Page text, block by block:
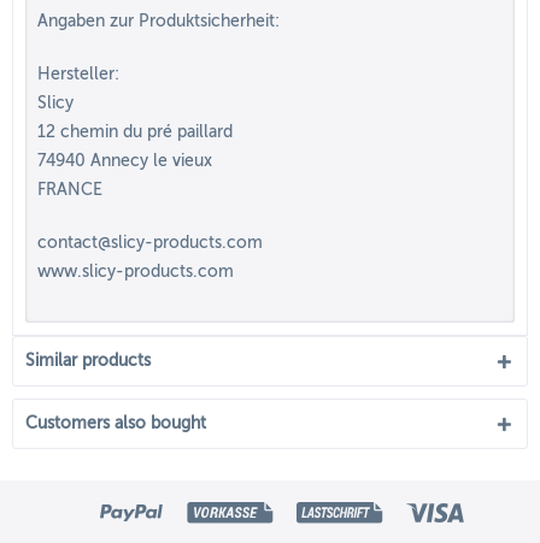
Angaben zur Produktsicherheit:
Hersteller:
Slicy
12 chemin du pré paillard
74940 Annecy le vieux
FRANCE
contact@slicy-products.com
www.slicy-products.com
Similar products
Customers also bought